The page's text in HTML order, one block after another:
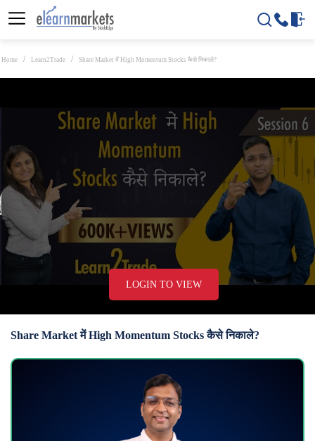
Home Learn2Trade Share Market में High Momentum Stocks कैसे निकाले?
LOGIN TO VIEW
Share Market में High Momentum Stocks कैसे निकाले?